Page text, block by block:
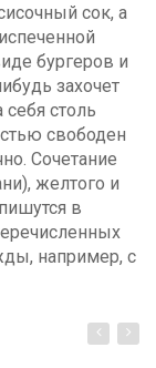
сок, а
бургеров и
захочет
столь
свободен
Сочетание
желтого и
в
например, с